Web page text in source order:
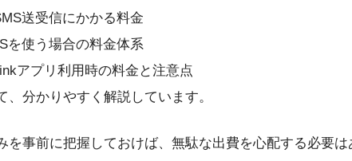
送受信にかかる料金
を使う場合の料金体系
アプリ利用時の料金と注意点
、分かりやすく解説しています。
を事前に把握しておけば、無駄な出費を心配する必要は